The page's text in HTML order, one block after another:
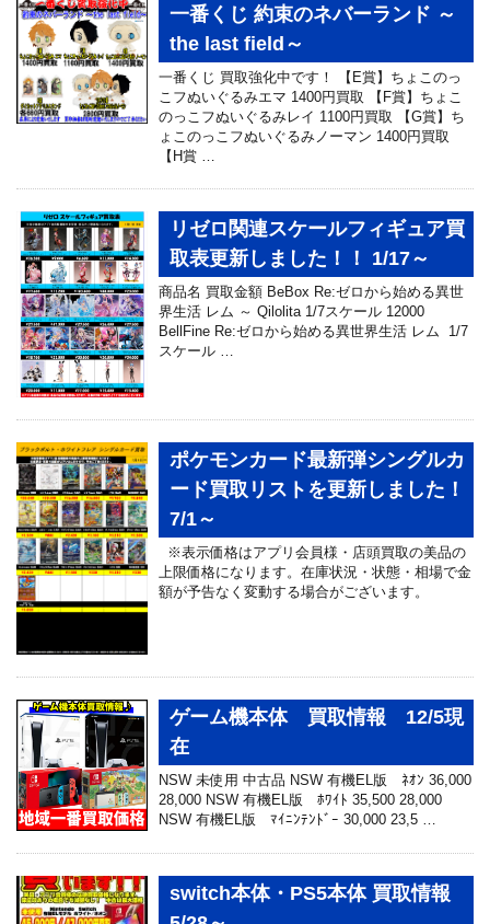
一番くじ 約束のネバーランド ～
the last field～
一番くじ 買取強化中です！ 【E賞】ちょこのっ
こフぬいぐるみエマ 1400円買取 【F賞】ちょこ
のっこフぬいぐるみレイ 1100円買取 【G賞】ち
ょこのっこフぬいぐるみノーマン 1400円買取
【H賞 …
リゼロ関連スケールフィギュア買
取表更新しました！！ 1/17～
商品名 買取金額 BeBox Re:ゼロから始める異世
界生活 レム ～ Qilolita 1/7スケール 12000
BellFine Re:ゼロから始める異世界生活 レム 1/7
スケール …
ポケモンカード最新弾シングルカ
ード買取リストを更新しました！
7/1～
※表示価格はアプリ会員様・店頭買取の美品の
上限価格になります。在庫状況・状態・相場で金
額が予告なく変動する場合がございます。
ゲーム機本体 買取情報 12/5現
在
NSW 未使用 中古品 NSW 有機EL版 ﾈｵﾝ 36,000
28,000 NSW 有機EL版 ﾎﾜｲﾄ 35,500 28,000
NSW 有機EL版 ﾏｲﾆﾝﾃﾝﾄﾞｰ 30,000 23,5 …
switch本体・PS5本体 買取情報